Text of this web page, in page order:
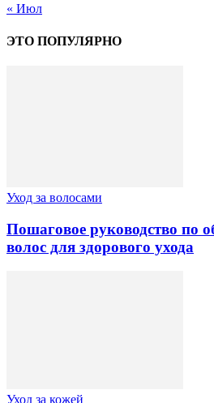
« Июл
ЭТО ПОПУЛЯРНО
Уход за волосами
Пошаговое руководство по
волос для здорового ухода
Уход за кожей